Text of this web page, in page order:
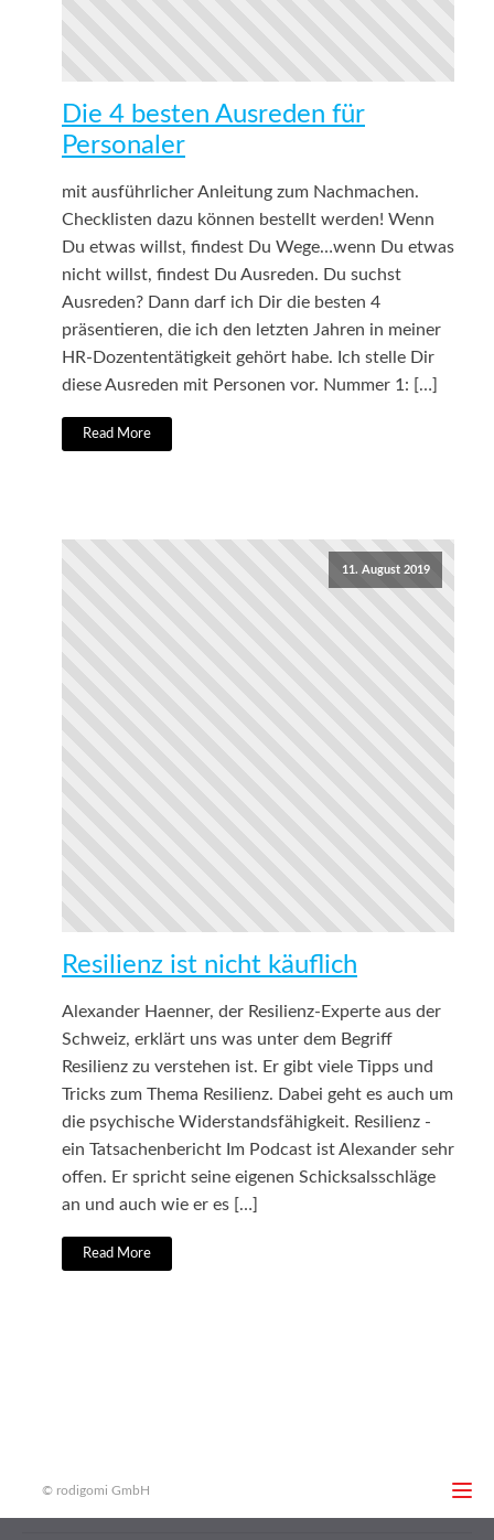
Die 4 besten Ausreden für
Personaler
mit ausführlicher Anleitung zum Nachmachen.
Checklisten dazu können bestellt werden! Wenn
Du etwas willst, findest Du Wege…wenn Du etwas
nicht willst, findest Du Ausreden. Du suchst
Ausreden? Dann darf ich Dir die besten 4
präsentieren, die ich den letzten Jahren in meiner
HR-Dozententätigkeit gehört habe. Ich stelle Dir
diese Ausreden mit Personen vor. Nummer 1: […]
Read More
11. August 2019
Resilienz ist nicht käuflich
Alexander Haenner, der Resilienz-Experte aus der
Schweiz, erklärt uns was unter dem Begriff
Resilienz zu verstehen ist. Er gibt viele Tipps und
Tricks zum Thema Resilienz. Dabei geht es auch um
die psychische Widerstandsfähigkeit. Resilienz -
ein Tatsachenbericht Im Podcast ist Alexander sehr
offen. Er spricht seine eigenen Schicksalsschläge
an und auch wie er es […]
Read More
© rodigomi GmbH